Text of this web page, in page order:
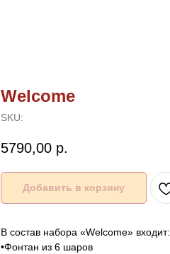
Welcome
SKU:
5790,00 р.
Добавить в корзину
В состав набора «Welcome» входит:
•Фонтан из 6 шаров